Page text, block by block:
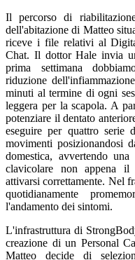
Il percorso di
dell'abitazione di Matteo
riceve i file relativi al
Chat. Il dottor Hale invia
prima settimana
riduzione
minuti al termine di ogni
leggera per la scapola. A
potenziare il dentato
eseguire per quattro serie
movimenti posizionandosi
domestica, avvertendo
clavicolare non appena il
attivarsi correttamente. Nel
quotidianamente
l'andamento dei sintomi.
L'infrastruttura di
creazione di un Personal
Matteo decide di